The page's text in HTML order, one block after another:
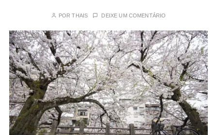
PORTHAIS DEIXE UM COMENTÁRIO